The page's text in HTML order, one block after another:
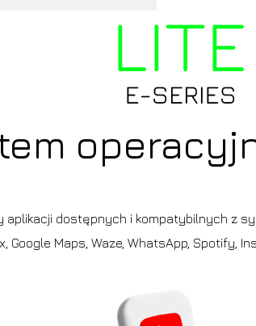
dostępnych i kompatybilnych z
Google Maps, Waze, WhatsApp, Spotify,